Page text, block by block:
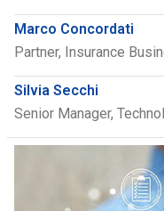
Marco Concordati
Partner, Insurance
Silvia Secchi
Senior Manager,